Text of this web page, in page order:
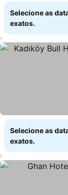
Selecione as
exatos.
Selecione as
exatos.